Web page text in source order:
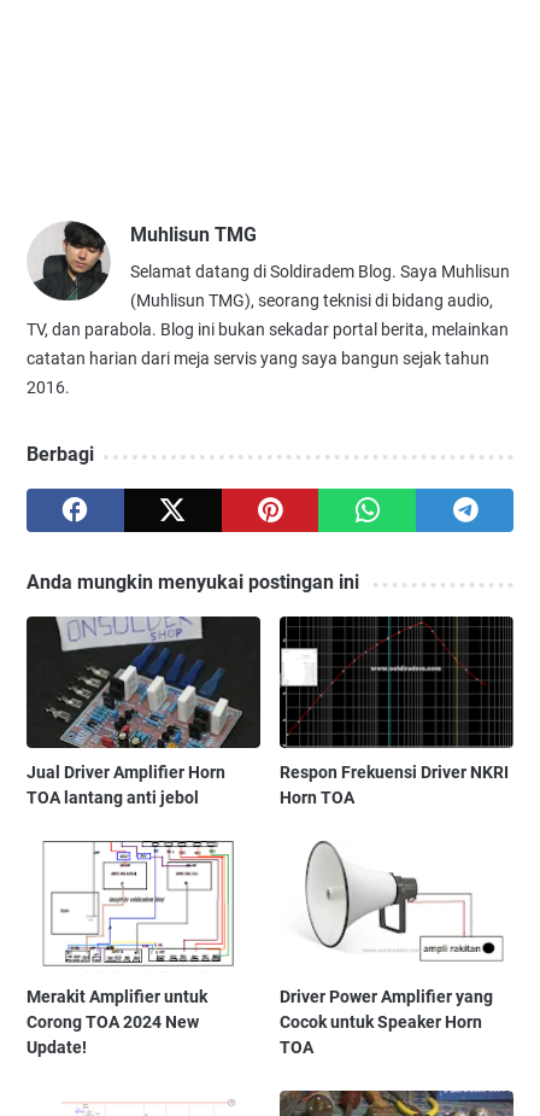
Muhlisun TMG
Selamat datang di Soldiradem Blog. Saya Muhlisun
(Muhlisun TMG), seorang teknisi di bidang audio,
TV, dan parabola. Blog ini bukan sekadar portal berita, melainkan
catatan harian dari meja servis yang saya bangun sejak tahun
2016.
Berbagi
Anda mungkin menyukai postingan ini
Jual Driver Amplifier Horn
TOA lantang anti jebol
Respon Frekuensi Driver NKRI
Horn TOA
Merakit Amplifier untuk
Corong TOA 2024 New
Update!
Driver Power Amplifier yang
Cocok untuk Speaker Horn
TOA